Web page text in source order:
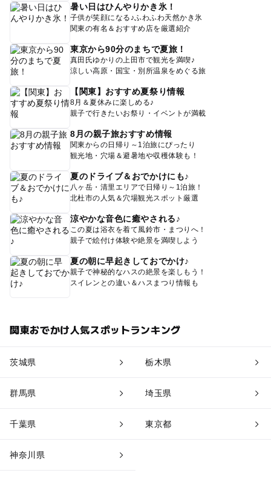
暑い日はひんやりかき氷！
子供が笑顔になる♪ふわふわ天然かき氷
関東の有名＆おすすめ店を厳選紹介
東京から90分のまちで夏旅！
真田氏ゆかりの上田市で観光を満喫♪
涼しい高原・国宝・別所温泉をめぐる旅
【関東】おすすめ夏祭り情報
8月＆夏休みに楽しめる♪
親子で行きたいお祭り・イベントが満載
8月の親子旅おすすめ情報
関東からの日帰り～1泊旅にぴったり
観光地・穴場＆避暑地や収穫体験も！
夏のドライブ＆おでかけにも♪
八ヶ岳・清里エリアで日帰り～1泊旅！
北杜市の人気＆穴場観光スポット厳選
涼やかな音色に癒やされる♪
この夏は浴衣を着て風鈴市・まつりへ！
親子で絵付け体験や絶景を満喫しよう
夏の朝に早起きしておでかけ♪
親子で神秘的なハスの絶景を楽しもう！
スイレンとの違い＆ハスまつり情報も
関東おでかけ人気スポットランキング
茨城県 栃木県
群馬県 埼玉県
千葉県 東京都
神奈川県